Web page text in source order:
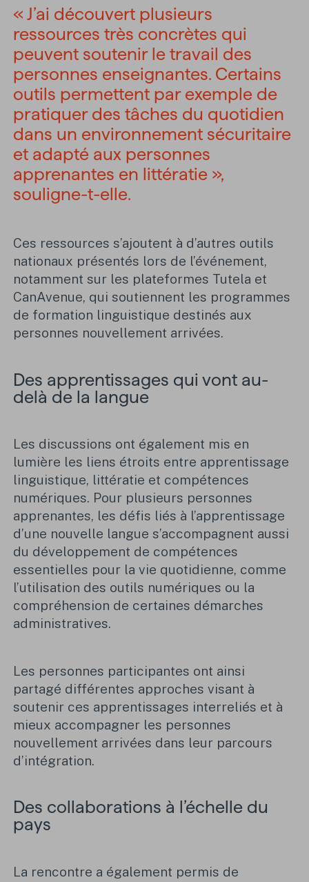
« J’ai découvert plusieurs
ressources très concrètes qui
peuvent soutenir le travail des
personnes enseignantes. Certains
outils permettent par exemple de
pratiquer des tâches du quotidien
dans un environnement sécuritaire
et adapté aux personnes
apprenantes en littératie »,
souligne-t-elle.
Ces ressources s’ajoutent à d’autres outils
nationaux présentés lors de l’événement,
notamment sur les plateformes Tutela et
CanAvenue, qui soutiennent les programmes
de formation linguistique destinés aux
personnes nouvellement arrivées.
Des apprentissages qui vont au-
delà de la langue
Les discussions ont également mis en
lumière les liens étroits entre apprentissage
linguistique, littératie et compétences
numériques. Pour plusieurs personnes
apprenantes, les défis liés à l’apprentissage
d’une nouvelle langue s’accompagnent aussi
du développement de compétences
essentielles pour la vie quotidienne, comme
l’utilisation des outils numériques ou la
compréhension de certaines démarches
administratives.
Les personnes participantes ont ainsi
partagé différentes approches visant à
soutenir ces apprentissages interreliés et à
mieux accompagner les personnes
nouvellement arrivées dans leur parcours
d’intégration.
Des collaborations à l’échelle du
pays
La rencontre a également permis de